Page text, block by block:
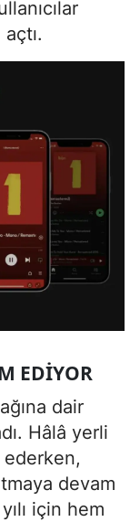
EDIYOR
dair
Hâlâ yerli
ederken,
devam
için hem